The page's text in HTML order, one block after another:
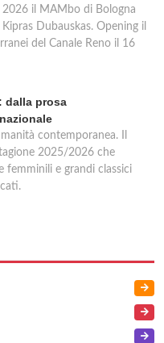
il MAMbo di Bologna
Dubauskas. Opening il
del Canale Reno il 16
dalla prosa
contemporanea. Il
2025/2026 che
femminili e grandi classici